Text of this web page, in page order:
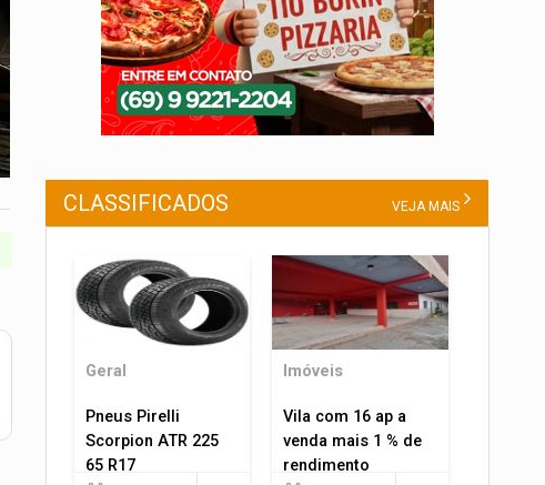
CLASSIFICADOS VEJA MAIS
Geral
Pneus Pirelli
Scorpion ATR 225
65 R17
Imóveis
Vila com 16 ap a
venda mais 1 % de
rendimento